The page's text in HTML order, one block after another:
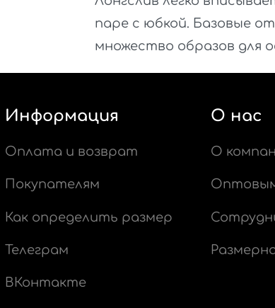
паре с юбкой. Базовые
множество образов для
Информация
Оплата и возврат
Покупателям
Как определить размер
Телеграм
ВКонтакте
О нас
О